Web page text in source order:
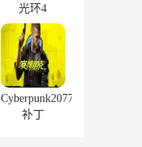
光环4
Cyberpunk2077
补丁